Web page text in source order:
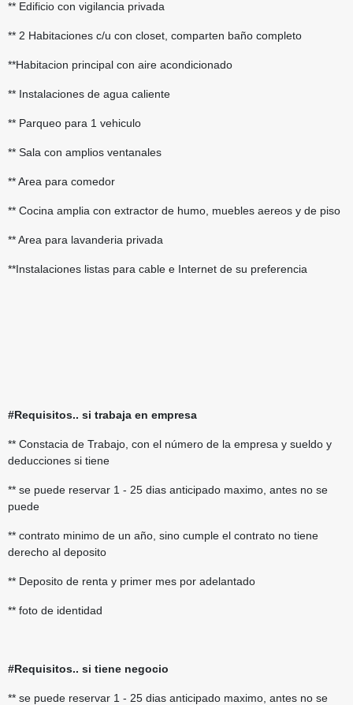
** Edificio con vigilancia privada
** 2 Habitaciones c/u con closet, comparten baño completo
**Habitacion principal con aire acondicionado
** Instalaciones de agua caliente
** Parqueo para 1 vehiculo
** Sala con amplios ventanales
** Area para comedor
** Cocina amplia con extractor de humo, muebles aereos y de piso
** Area para lavanderia privada
**Instalaciones listas para cable e Internet de su preferencia
#Requisitos.. si trabaja en empresa
** Constacia de Trabajo, con el número de la empresa y sueldo y
deducciones si tiene
** se puede reservar 1 - 25 dias anticipado maximo, antes no se
puede
** contrato minimo de un año, sino cumple el contrato no tiene
derecho al deposito
** Deposito de renta y primer mes por adelantado
** foto de identidad
#Requisitos.. si tiene negocio
** se puede reservar 1 - 25 dias anticipado maximo, antes no se